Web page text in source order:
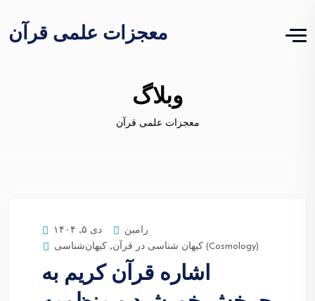
معجزات علمی قرآن
وبلاگ
معجزات علمی قرآن
دی ۵, ۱۴۰۴
رامین
کیهان شناسی در قرآن, کیهان‌شناسی (Cosmology)
اشاره قرآن کریم به